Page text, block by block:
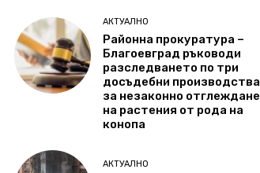
АКТУАЛНО
Районна прокуратура –
Благоевград ръководи
разследването по три
досъдебни производства
за незаконно отглеждане
на растения от рода на
конопа
АКТУАЛНО